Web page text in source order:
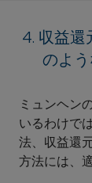
4. 収益
のよ
ミュンヘン
いるわけで
法、収益還
方法には、